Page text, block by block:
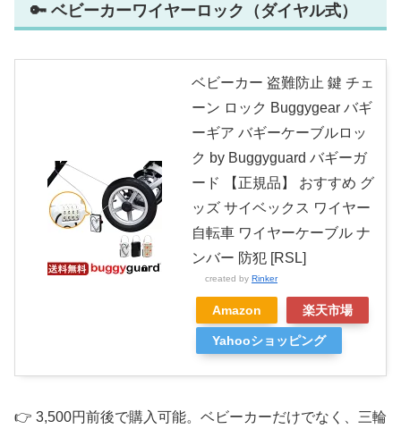
🔑 ベビーカーワイヤーロック（ダイヤル式）
ベビーカー 盗難防止 鍵 チェ
ーン ロック Buggygear バギ
ーギア バギーケーブルロッ
ク by Buggyguard バギーガ
ード 【正規品】 おすすめ グ
ッズ サイベックス ワイヤー
自転車 ワイヤーケーブル ナ
ンバー 防犯 [RSL]
created by Rinker
Amazon 楽天市場
Yahooショッピング
👉 3,500円前後で購入可能。ベビーカーだけでなく、三輪